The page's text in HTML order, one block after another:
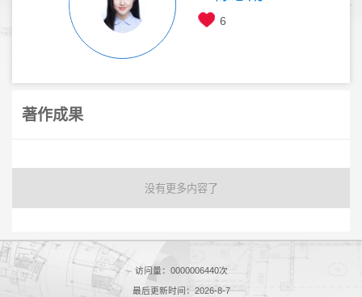
6
著作成果
没有更多内容了
访问量： 0000006440次
最后更新时间：2026-8-7